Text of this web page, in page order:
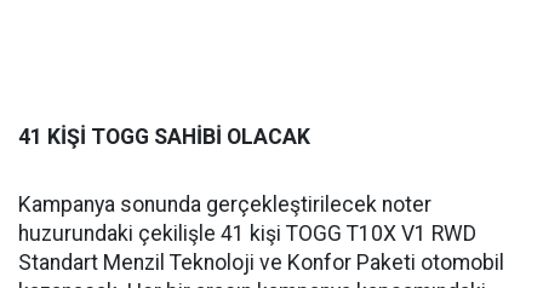
41 KİŞİ TOGG SAHİBİ OLACAK
Kampanya sonunda gerçekleştirilecek noter
huzurundaki çekilişle 41 kişi TOGG T10X V1 RWD
Standart Menzil Teknoloji ve Konfor Paketi otomobil